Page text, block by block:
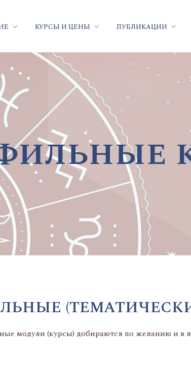
КУРСЫ И ЦЕНЫ ПУБЛИКАЦИИ
модули (курсы) добираются по желанию и в